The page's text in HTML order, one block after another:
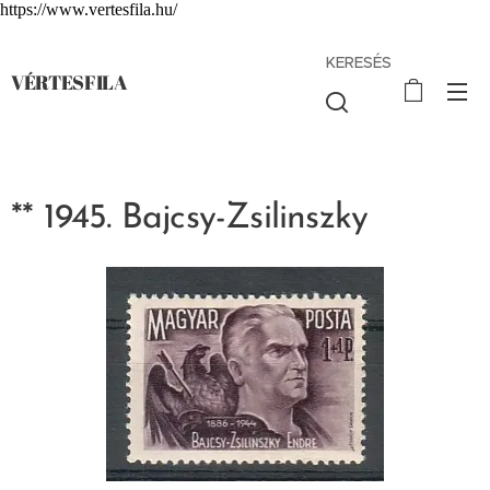
https://www.vertesfila.hu/
VÉRTESFILA
KERESÉS
** 1945. Bajcsy-Zsilinszky